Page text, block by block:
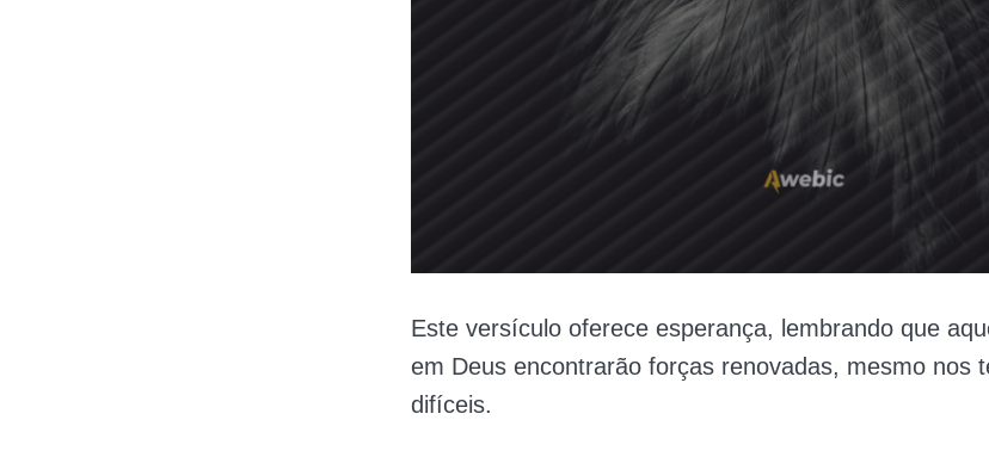
Este versículo oferece esperança, lembrando que
em Deus encontrarão forças renovadas, mesmo nos
difíceis.